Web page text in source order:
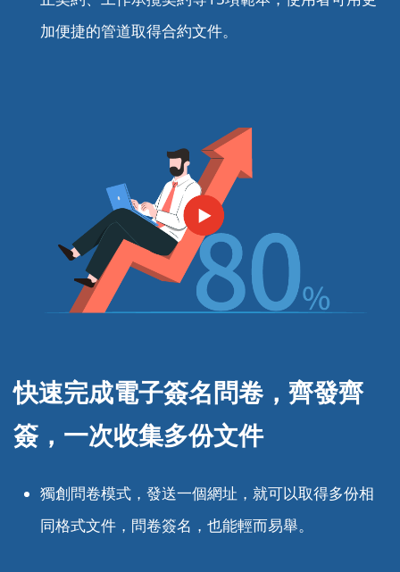
加便捷的管道取得合約文件。
快速完成電子簽名問卷， 齊發齊
簽，一次收集多份文件
獨創問卷模式，發送一個網址，就可以取得多份相
同格式文件，問卷簽名，也能輕而易舉。